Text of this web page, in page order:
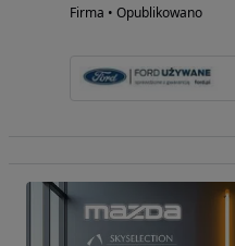
Firma • Opublikowano